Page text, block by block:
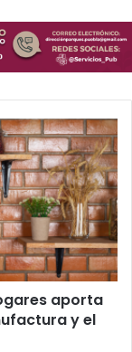
aporta
y el